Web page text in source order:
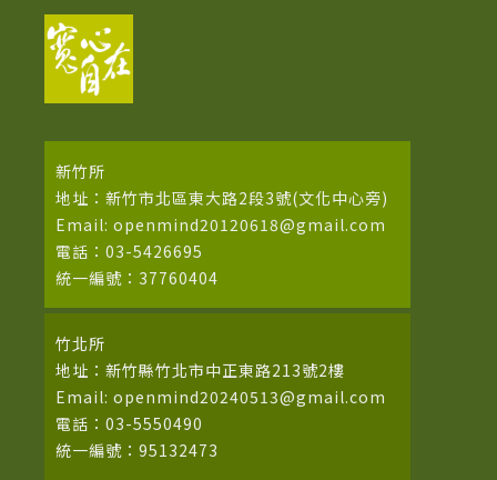
新竹所
地址：新竹市北區東大路2段3號(文化中心旁)
Email: openmind20120618@gmail.com
電話：03-5426695
統一編號：37760404
竹北所
地址：新竹縣竹北市中正東路213號2樓
Email: openmind20240513@gmail.com
電話：03-5550490
統一編號：95132473